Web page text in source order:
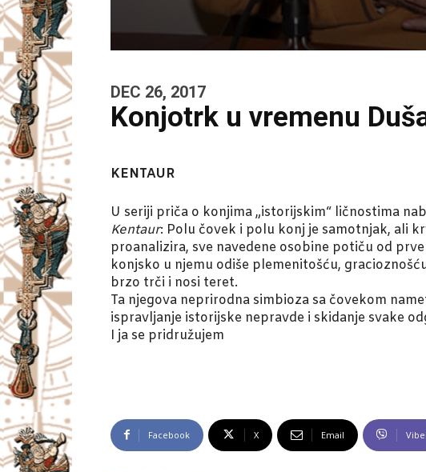
DEC 26, 2017
Konjotrk u vremenu
KENTAUR
U seriji priča o konjima „istorijskim“ ličnostima
Kentaur: Polu čovek i polu konj je samotnjak, ali
proanalizira, sve navedene osobine potiču od
konjsko u njemu odiše plemenitošću,
brzo trči i nosi teret.
Ta njegova neprirodna simbioza sa čovekom
ispravljanje istorijske nepravde i skidanje svake
I ja se pridružujem
Facebook X Email